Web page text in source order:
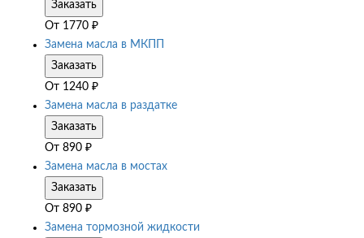
Заказать
От 1770 ₽
Замена масла в МКПП
Заказать
От 1240 ₽
Замена масла в раздатке
Заказать
От 890 ₽
Замена масла в мостах
Заказать
От 890 ₽
Замена тормозной жидкости